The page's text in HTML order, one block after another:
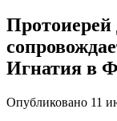
Игнатия в
Опубликовано 11